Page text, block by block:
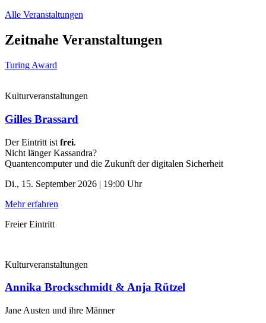
Alle Veranstaltungen
Zeitnahe Veranstaltungen
Turing Award
Kulturveranstaltungen
Gilles Brassard
Der Eintritt ist frei.
Nicht länger Kassandra?
Quantencomputer und die Zukunft der digitalen Sicherheit
Di., 15. September 2026 | 19:00 Uhr
Mehr erfahren
Freier Eintritt
Kulturveranstaltungen
Annika Brockschmidt & Anja Rützel
Jane Austen und ihre Männer